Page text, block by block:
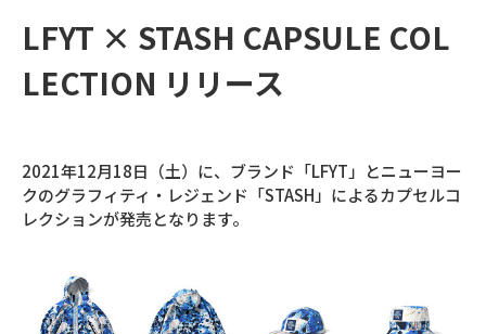
LFYT × STASH CAPSULE COL
LECTION リリース
2021年12月18日（土）に、ブランド「LFYT」とニューヨー
クのグラフィティ・レジェンド「STASH」によるカプセルコ
レクションが発売となります。